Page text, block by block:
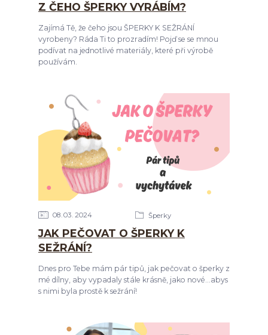
Z ČEHO ŠPERKY VYRÁBÍM?
Zajímá Tě, že čeho jsou ŠPERKY K SEŽRÁNÍ
vyrobeny? Ráda Ti to prozradím! Pojď se se mnou
podívat na jednotlivé materiály, které při výrobě
používám.
08 03 2024 Šperky
JAK PEČOVAT O ŠPERKY K
SEŽRÁNÍ?
Dnes pro Tebe mám pár tipů, jak pečovat o šperky z
mé dílny, aby vypadaly stále krásně, jako nové...abys
s nimi byla prostě k sežrání!